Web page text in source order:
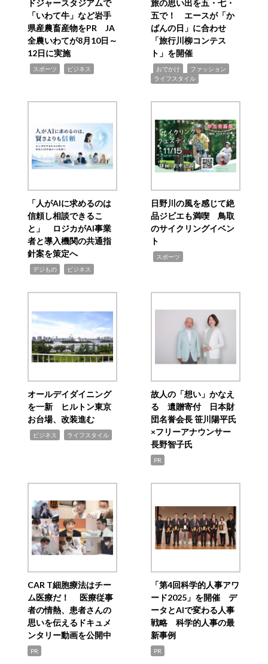
ドジャースタジアムで
「いわて牛」など岩手
県産農畜産物をPR JA
全農いわてが8月10日～
12日に実施
スポーツ ビジネス
旅の思い出を五・七・
五で！ エースが「か
ばんの日」に合わせ
「旅行川柳コンテス
ト」を開催
おでかけ ファッション
ライフスタイル
「人がAIに求めるのは
信頼し相談できるこ
と」 ロジカがAI事業
者と導入機関の共通指
針案を策定へ
デジもの ビジネス
日野川の風を感じて絶
品ジビエも満喫 鳥取
のサイクリングイベン
ト
スポーツ
オールデイダイニング
を一新 ヒルトン東京
お台場、改装進む
ビジネス ライフスタイル
故人の「想い」かなえ
る 遺贈寄付 日本財
団名誉会長 笹川陽平氏
×フリーアナウンサー
長野智子氏
PR
CAR T細胞療法はチー
ム医療だ！ 医療従事
者の情熱、患者さんの
思いを伝えるドキュメ
ンタリー動画を公開中
PR
「第4回科学的人事アワ
ード2025」を開催 デ
ータとAIで変わる人事
戦略 科学的人事の最
新事例
PR